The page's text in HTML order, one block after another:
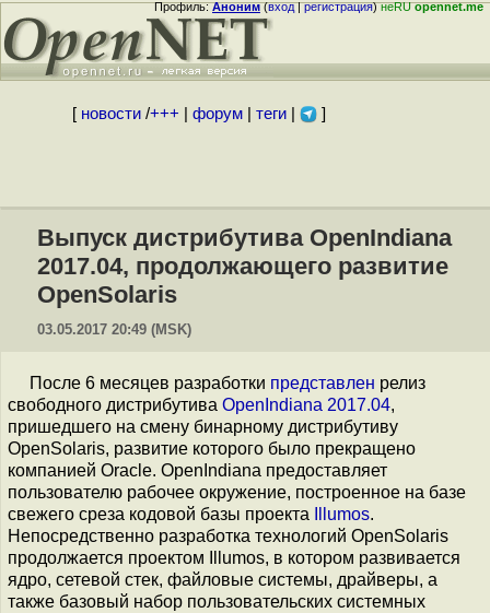
Профиль:Аноним(вход|регистрация)неRUopennet.me
[ новости/+++ форум| теги| ]
Выпуск дистрибутива OpenIndiana
2017.04, продолжающего развитие
OpenSolaris
03.05.2017 20:49 (MSK)
После 6 месяцев разработки представлен релиз
свободного дистрибутива OpenIndiana 2017.04,
пришедшего на смену бинарному дистрибутиву
OpenSolaris, развитие которого было прекращено
компанией Oracle. OpenIndiana предоставляет
пользователю рабочее окружение, построенное на базе
свежего среза кодовой базы проекта
Illumos.
Непосредственно разработка технологий OpenSolaris
продолжается проектом Illumos, в котором развивается
ядро, сетевой стек, файловые системы, драйверы, а
также базовый набор пользовательских системных